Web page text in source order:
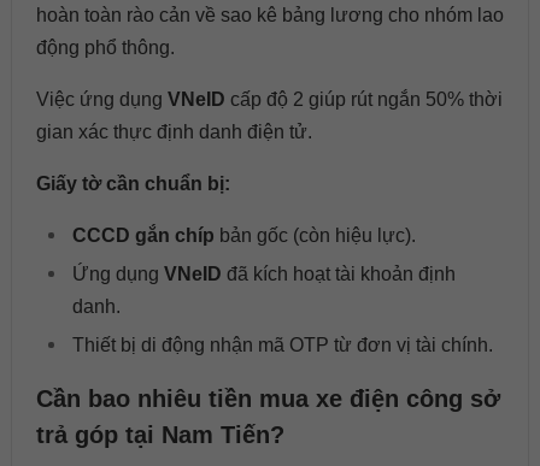
hoàn toàn rào cản về sao kê bảng lương cho nhóm lao
động phổ thông.
Việc ứng dụng VNeID cấp độ 2 giúp rút ngắn 50% thời
gian xác thực định danh điện tử.
Giấy tờ cần chuẩn bị:
CCCD gắn chíp bản gốc (còn hiệu lực).
Ứng dụng VNeID đã kích hoạt tài khoản định
danh.
Thiết bị di động nhận mã OTP từ đơn vị tài chính.
Cần bao nhiêu tiền mua xe điện công sở
trả góp tại Nam Tiến?